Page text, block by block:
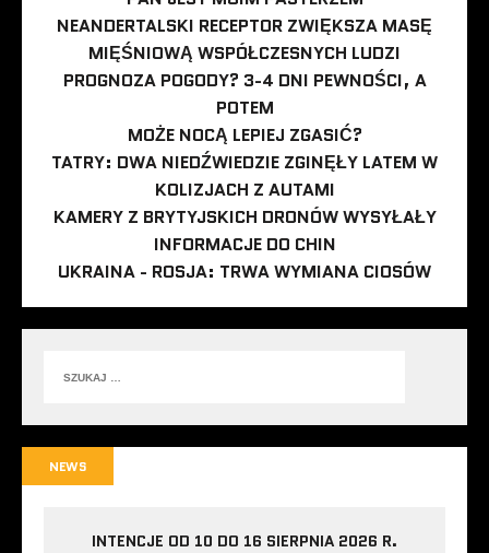
NEANDERTALSKI RECEPTOR ZWIĘKSZA MASĘ
MIĘŚNIOWĄ WSPÓŁCZESNYCH LUDZI
PROGNOZA POGODY? 3-4 DNI PEWNOŚCI, A
POTEM
MOŻE NOCĄ LEPIEJ ZGASIĆ?
TATRY: DWA NIEDŹWIEDZIE ZGINĘŁY LATEM W
KOLIZJACH Z AUTAMI
KAMERY Z BRYTYJSKICH DRONÓW WYSYŁAŁY
INFORMACJE DO CHIN
UKRAINA - ROSJA: TRWA WYMIANA CIOSÓW
NEWS
INTENCJE OD 10 DO 16 SIERPNIA 2026 R.